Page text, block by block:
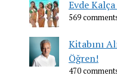
Evde
569
Kitabını
Öğren!
470